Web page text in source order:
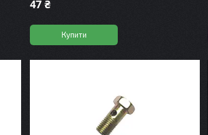
47 ₴
Купити